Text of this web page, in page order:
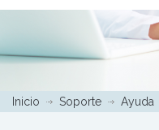
Inicio Soporte Ayuda